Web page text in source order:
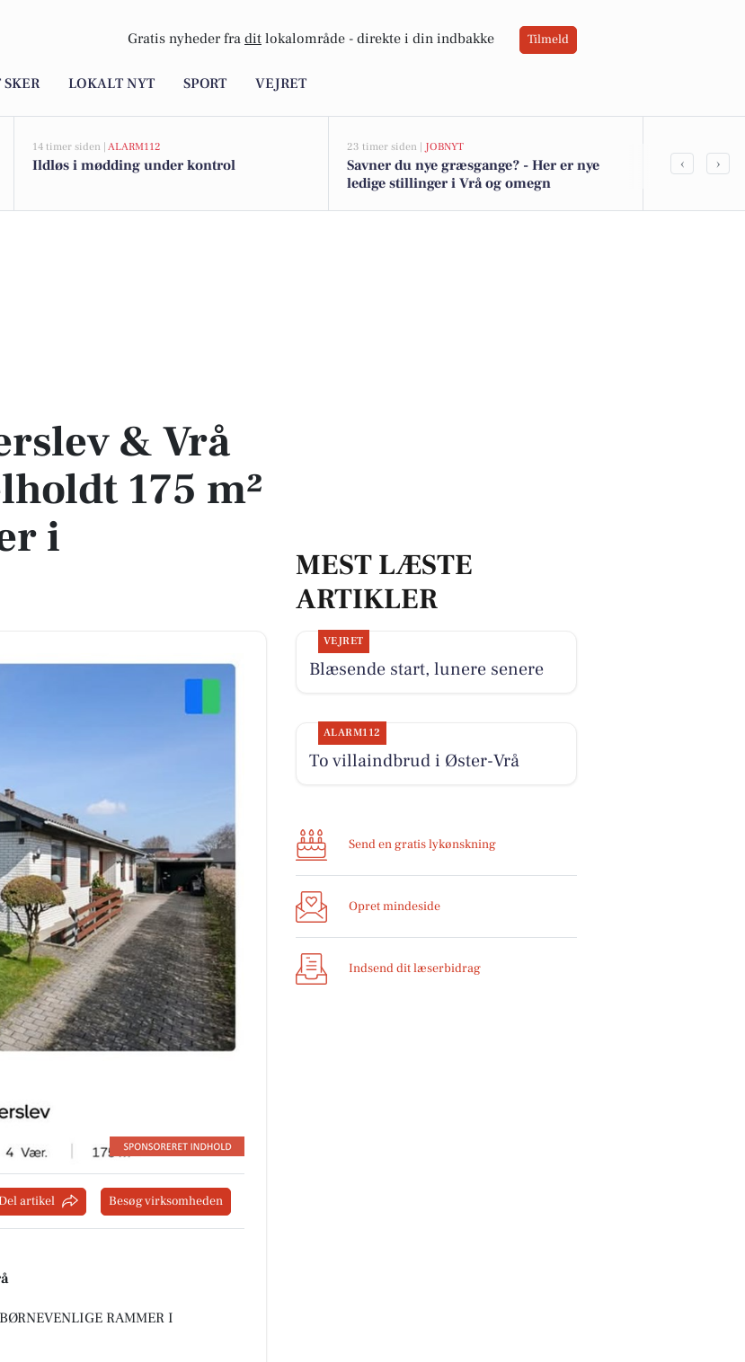
Gratis nyheder fra dit lokalområde - direkte i din indbakke Tilmeld
LOKALT NYT SPORT VEJRET
14 timer siden | ALARM112
Ildløs i mødding under kontrol
23 timer siden | JOBNYT
Savner du nye græsgange? - Her er nye
ledige stillinger i Vrå og omegn
Top 6 over
‹ ›
villa med kælder i Brønderslev
& Vrå
175 m²
i
artikel Besøg virksomheden
RAMMER I
MEST LÆSTE
ARTIKLER
VEJRET
Blæsende start, lunere senere
ALARM112
To villaindbrud i Øster-Vrå
Send en gratis lykønskning
Opret mindeside
Indsend dit læserbidrag